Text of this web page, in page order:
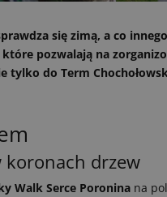
się zimą, a co
pozwalają na
tylko do Term
drzew
Walk Serce Poronina na